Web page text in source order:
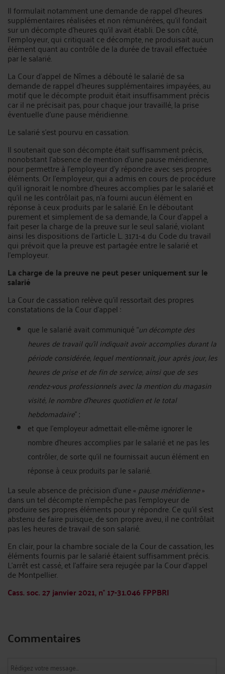
Il formulait notamment une demande de rappel d’heures
supplémentaires réalisées et non rémunérées, qu’il fondait
sur un décompte d’heures qu’il avait établi. De son côté,
l’employeur, qui critiquait ce décompte, ne produisait aucun
élément quant au contrôle de la durée de travail effectuée
par le salarié.
La Cour d’appel de Nîmes a débouté le salarié de sa
demande de rappel d’heures supplémentaires impayées, au
motif que le décompte produit était insuffisamment précis
car il ne précisait pas, pour chaque jour travaillé, la prise
éventuelle d’une pause méridienne.
Le salarié s’est pourvu en cassation.
Il soutenait que son décompte était suffisamment précis,
nonobstant l’absence de mention d’une pause méridienne,
pour permettre à l’employeur d’y répondre avec ses propres
éléments. Or l’employeur, qui a admis en cours de procédure
qu’il ignorait le nombre d’heures accomplies par le salarié et
qu’il ne les contrôlait pas, n’a fourni aucun élément en
réponse à ceux produits par le salarié. En le déboutant
purement et simplement de sa demande, la Cour d’appel a
fait peser la charge de la preuve sur le seul salarié, violant
ainsi les dispositions de l’article L. 3171-4 du Code du travail
qui prévoit que la preuve est partagée entre le salarié et
l’employeur.
La charge de la preuve ne peut peser uniquement sur le
salarié
La Cour de cassation relève qu’il ressortait des propres
constatations de la Cour d’appel :
que le salarié avait communiqué “un décompte des
heures de travail qu’il indiquait avoir accomplies durant la
période considérée, lequel mentionnait, jour après jour, les
heures de prise et de fin de service, ainsi que de ses
rendez-vous professionnels avec la mention du magasin
visité, le nombre d’heures quotidien et le total
hebdomadaire’’ ;
et que l’employeur admettait elle-même ignorer le
nombre d’heures accomplies par le salarié et ne pas les
contrôler, de sorte qu’il ne fournissait aucun élément en
réponse à ceux produits par le salarié.
La seule absence de précision d’une « pause méridienne»
dans un tel décompte n’empêche pas l’employeur de
produire ses propres éléments pour y répondre. Ce qu’il s’est
abstenu de faire puisque, de son propre aveu, il ne contrôlait
pas les heures de travail de son salarié.
En clair, pour la chambre sociale de la Cour de cassation, les
éléments fournis par le salarié étaient suffisamment précis.
L’arrêt est cassé, et l’affaire sera rejugée par la Cour d’appel
de Montpellier.
Cass. soc. 27 janvier 2021, n° 17-31.046 FPPBRI
Commentaires